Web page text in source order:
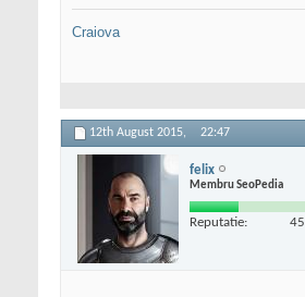
Craiova
12th August 2015, 22:47
felix
Membru SeoPedia
Reputatie: 45